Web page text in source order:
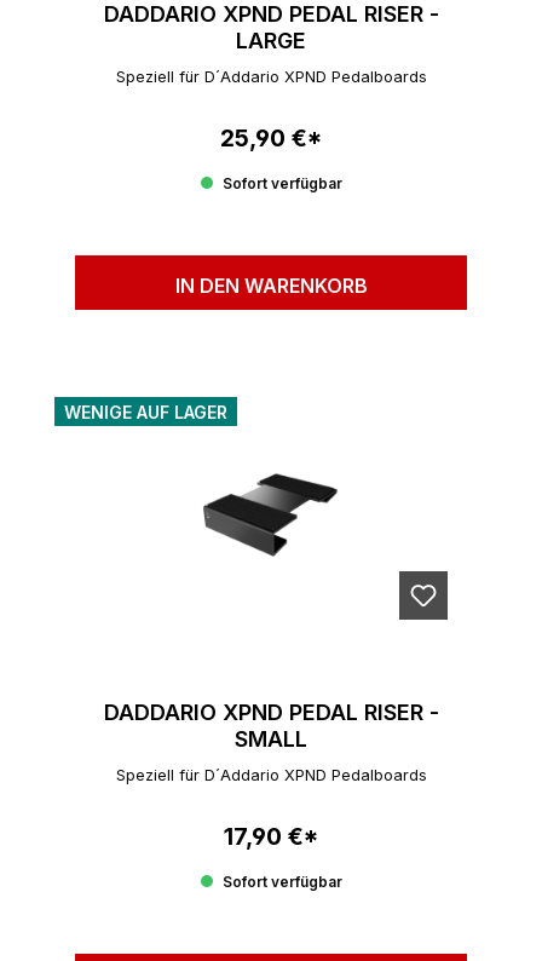
DADDARIO XPND PEDAL RISER -
LARGE
Speziell für D´Addario XPND Pedalboards
Regulärer Preis:
25,90 €*
Sofort verfügbar
IN DEN WARENKORB
WENIGE AUF LAGER
DADDARIO XPND PEDAL RISER -
SMALL
Speziell für D´Addario XPND Pedalboards
Regulärer Preis:
17,90 €*
Sofort verfügbar